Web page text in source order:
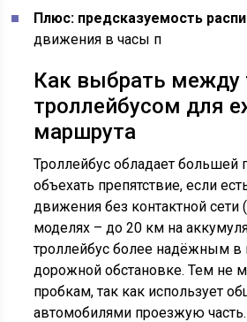
Плюс: предсказуемость
движения в часы п
Как выбрать между
троллейбусом для
маршрута
Троллейбус обладает большей
объехать препятствие, если
движения без контактной
моделях – до 20 км на
троллейбус более надёжным в
дорожной обстановке. Тем не
пробкам, так как использует
автомобилями проезжую часть.